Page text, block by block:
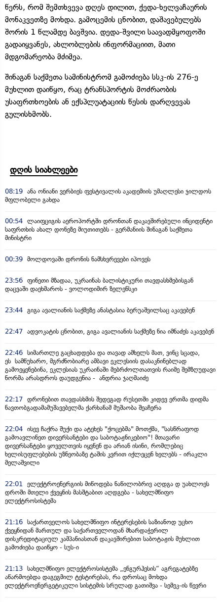
წერს, რომ შემთხვევა დღეს დილით, ქედა-ხელვაჩაურის
მონაკვეთზე მოხდა. გამოცემის ცნობით, დაშავებულებს
შორის 1 წლამდე ბავშვია. დედა-შვილი საავადმყოფოში
გადაიყვანეს, ახლობლების ინფორმაციით, მათი
მდგომარეობა მძიმეა.
შინაგან საქმეთა სამინისტრომ გამოძიება სსკ-ის 276-ე
მუხლით დაიწყო, რაც ტრანსპორტის მოძრაობის
უსაფრთხოების ან ექსპლუატაციის წესის დარღვევას
გულისხმობს.
დღის სიახლეები
08:19 ანა ონიანი ვერბიეს ფესტივალის აკადემიის უმაღლესი ჯილდოს
მფლობელი გახდა
00:54 ლაიფციგის აეროპორტში დრონთან დაკავშირებული ინციდენტი
საფრთხის ახალ დონეზე მიუთითებს - გერმანიის შინაგან საქმეთა
მინისტრი
00:39 მოლდოვაში დრონის ნამსხვრევები იპოვეს
23:56 ფინეთი მზადაა, უკრაინას ბალისტიკური თავდასხმებისგან
დაცვაში დაეხმაროს - ვოლოდიმირ ზელენსკი
23:44 გიგა ავალიანის საქმეზე ანასტასია ბერუაშვილსაც აკავებენ
22:47 ადვოკატის ცნობით, გიგა ავალიანის საქმეზე ნია იმნაძეს აკავებენ
22:46 სიმართლე გაცხადდება და თავად ამხელს მათ, ვინც სცადა,
ეს სამწუხარო, მგრძნობიარე ამბავი ეკლესიის დასაკნინებლად
გამოეყენებინა, ეკლესიას უკრაინაში მებრძოლთათვის რაიმე შემზღუდავი
ნორმა არასდროს დაუდგენია - ანდრია ჯაღმაიძე
22:17 დრონებით თავდასხმის შედეგად რუსეთში კიდევ ერთმა დიდმა
ნავთობგადამამუშავებელმა ქარხანამ მუშაობა შეაჩერა
22:04 ისევ ჩაქრა შუქი და ატეხეს "ქოცებმა" მოთქმა, "სასწრაფოდ
გამოავლინეთ დივერსანტები და საბოტაჟნიკებიო"! მთავარი
დივერსანტები ყოველთვის იყვნენ და არიან ისინი, რომლებიც
ხელისუფლებების უზნეობაზე ტაშის კვრით იქლეცენ ხელებს - ირაკლი
მელაშვილი
22:01
ელექტროენერგიის მიწოდება ნაწილობრივ აღდგა დ უახლოეს
დროში მთელი ქვეყნის მასშტაბით აღდგება - სახელმწიფო
ელექტროსისტემა
21:16 საქართველოს სახელმწიფო ინტერესების საზიანოდ უცხო
ქვეყნიდან მართულ და საქართველოდან მხარდაჭერილ
დისკრედიტაციულ კამპანიასთან დაკავშირებით საბოტაჟის მუხლით
გამოძიება დაიწყო - სუს-ი
21:13 სახელმწიფო ელექტროსისტემა „ენგურჰესის“ აგრეგატებზე
აწარმოებდა დაგეგმილ ტესტირებას, რა დროსაც მოხდა
ელექტროენერგეტიკული სისტემის სრულად გათიშვა - სემეკ-ის წევრი